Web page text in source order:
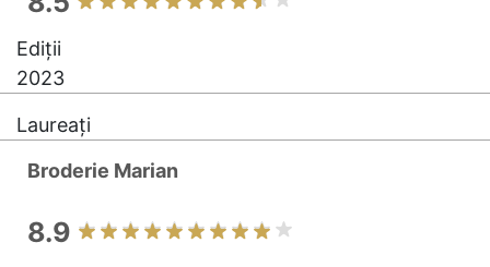
Ediții
2023
Laureați
Broderie Marian
8.9